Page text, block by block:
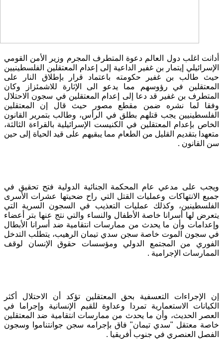
أدانت اغلب دول العالم دعوة المتطرف المجرم وزير الأمن القومي
الإسرائيلي إيتمار بن غفير الداعية إلى إعدام المعتقلين الفلسطينيين
حيث طالب بن غفير حكومته باعتماد قرار بإطلاق النار على
المعتقلين في رؤوسهم مما يدعو الى الإثارة للاشمئزاز وكان
المتطرف بن غفير قد دعا إلى إعدام المعتقلين في سجون الاحتلال
وفقا لما نشره ضمن مقطع مصور حيث قال إن المعتقلين
الفلسطينيين يجب قتلهم بطلق في الرأس، وطالب بتمرير القانون
الخاص بإعدام المعتقلين في الكنيست الإسرائيلية بالقراءة الثالثة،
متعهدا بتقديم القليل من الطعام مما يبقيهم على قيد الحياة إلى حين
سن القانون .
ويجب على مدعي عام المحكمة الجنائية الدولية فتح تحقيق في
جميع الانتهاكات وعمليات القتل التي راح ضحيتها عشرات الأسرى
الفلسطينين، وكذلك عمليات التعذيب في السجون السرية التي
يتعرض لها أسرانا خاصة الأطفال والنساء والتي نتج عنها بتر أعضاء
وإعدامات وأن ما يحدث من ممارسات انتقامية ضد أسرانا الأبطال
في سجون الموت خاصة سجن سدي تيمان الرهيب، يتطلب التدخل
الفوري من المجتمع الدولي ومؤسسات حقوق الإنسان لوقف
الممارسات الإجرامية .
إن الإجراءات التعسفية بحق المعتقلين تؤكد أن الاحتلال أكثر
الكيانات الاستعمارية تمردا وعداوة للقيم الإنسانية وإجراما في
العصر الحديث، وأن ما يحدث من ممارسات انتقامية ضد المعتقلين
خاصة معتقل "سدي تيمان" فاق بإجرامه سجن جوانتناموا وسجون
الفصل العنصري في جنوب أفريقيا .